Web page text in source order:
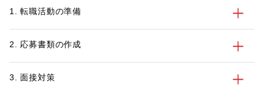
1. 転職活動の準備
2. 応募書類の作成
3. 面接対策